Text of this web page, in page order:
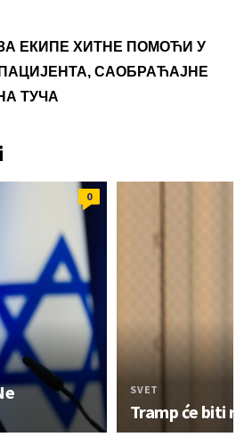
ЕКИПЕ ХИТНЕ ПОМОЋИ У
САОБРАЋАЈНЕ
ТУЧА
0
SVET
Tramp će biti